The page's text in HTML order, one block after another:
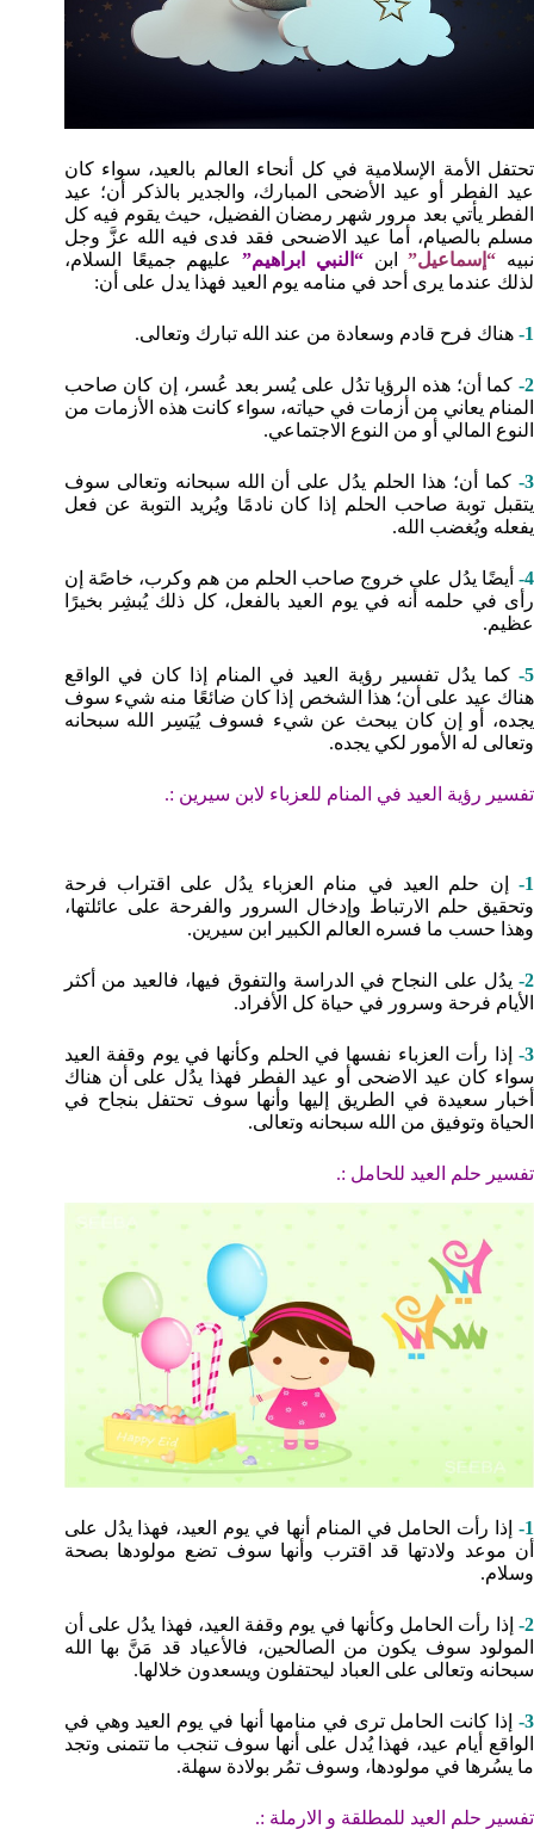
تحتفل الأمة الإسلامية في كل أنحاء العالم بالعيد، سواء كان
عيد الفطر أو عيد الأضحى المبارك، والجدير بالذكر أن؛ عيد
الفطر يأتي بعد مرور شهر رمضان الفضيل، حيث يقوم فيه كل
مسلم بالصيام، أما عيد الاضىحى فقد فدى فيه الله عزَّ وجل
نبيه “إسماعيل”ابن“النبي ابراهيم”عليهم جميعًا السلام،
لذلك عندما يرى أحد في منامه يوم العيد فهذا يدل على أن:
1- هناك فرح قادم وسعادة من عند الله تبارك وتعالى.
2- كما أن؛ هذه الرؤيا تدُل على يُسر بعد عُسر، إن كان صاحب
المنام يعاني من أزمات في حياته، سواء كانت هذه الأزمات من
النوع المالي أو من النوع الاجتماعي.
3-
كما أن؛ هذا الحلم يدُل على أن الله سبحانه وتعالى سوف
يتقبل توبة صاحب الحلم إذا كان نادمًا ويُريد التوبة عن فعل
يفعله ويُغضب الله.
4-
أيضًا يدُل على خروج صاحب الحلم من هم وكرب، خاصًة إن
رأى في حلمه أنه في يوم العيد بالفعل، كل ذلك يُبشِر بخيرًا
عظيم.
5-
كما يدُل تفسير رؤية العيد في المنام إذا كان في الواقع
هناك عيد على أن؛ هذا الشخص إذا كان ضائعًا منه شيء سوف
يجده، أو إن كان يبحث عن شيء فسوف يُيَسِر الله سبحانه
وتعالى له الأمور لكي يجده.
تفسير رؤية العيد في المنام للعزباء لابن سيرين :.
1-
إن حلم العيد في منام العزباء يدُل على اقتراب فرحة
وتحقيق حلم الارتباط وإدخال السرور والفرحة على عائلتها،
وهذا حسب ما فسره العالم الكبير ابن سيرين.
2-
يدُل على النجاح في الدراسة والتفوق فيها، فالعيد من أكثر
الأيام فرحة وسرور في حياة كل الأفراد.
3-
إذا رأت العزباء نفسها في الحلم وكأنها في يوم وقفة العيد
سواء كان عيد الاضحى أو عيد الفطر فهذا يدُل على أن هناك
أخبار سعيدة في الطريق إليها وأنها سوف تحتفل بنجاح في
الحياة وتوفيق من الله سبحانه وتعالى.
تفسير حلم العيد للحامل :.
1-
إذا رأت الحامل في المنام أنها في يوم العيد، فهذا يدُل على
أن موعد ولادتها قد اقترب وأنها سوف تضع مولودها بصحة
وسلام.
2-
إذا رأت الحامل وكأنها في يوم وقفة العيد، فهذا يدُل على أن
المولود سوف يكون من الصالحين، فالأعياد قد مَنَّ بها الله
سبحانه وتعالى على العباد ليحتفلون ويسعدون خلالها.
3-
إذا كانت الحامل ترى في منامها أنها في يوم العيد وهي في
الواقع أيام عيد، فهذا يُدل على أنها سوف تنجب ما تتمنى وتجد
ما يسُرها في مولودها، وسوف تمُر بولادة سهلة.
تفسير حلم العيد للمطلقة و الارملة :.